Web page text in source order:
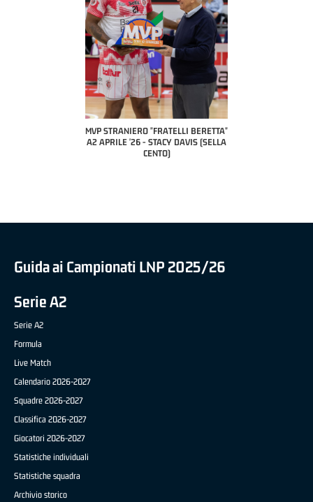
"FRATELLI BERETTA"
- STACY DAVIS (SELLA
MVP "FRATELLI BERETTA" SAMUEL
DILAS B NAZIONALE APRILE '26 -
MARCO RESTELLI (TAV TREVIGLIO
Guida ai Campionati LNP 2025/26
Serie A2
Serie A2
Formula
Live Match
Calendario 2026-2027
Squadre 2026-2027
Classifica 2026-2027
Giocatori 2026-2027
Statistiche individuali
Statistiche squadra
Archivio storico